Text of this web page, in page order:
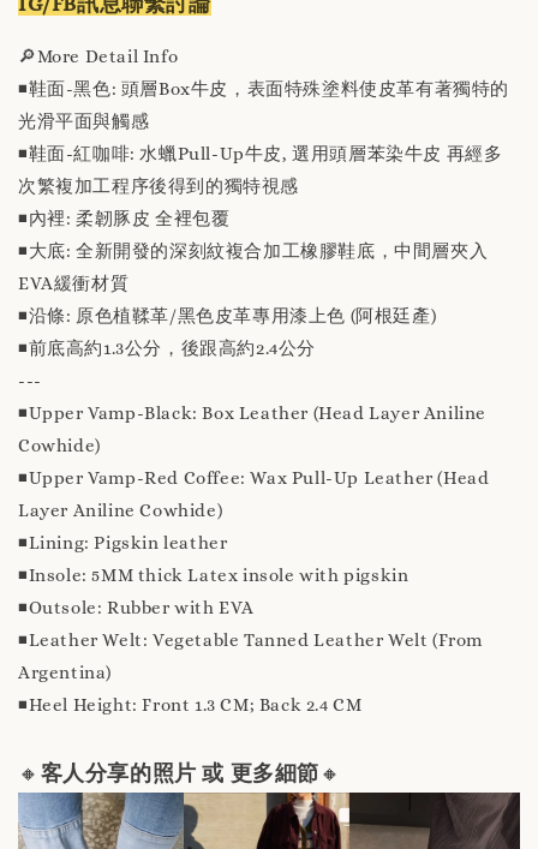
🔎More Detail Info
◾️鞋面-黑色: 頭層Box牛皮，表面特殊塗料使皮革有著獨特的
光滑平面與觸感
◾️鞋面-紅咖啡: 水蠟Pull-Up牛皮, 選用頭層苯染牛皮 再經多
次繁複加工程序後得到的獨特視感
◾️內裡: 柔韌豚皮 全裡包覆
◾️大底: 全新開發的深刻紋複合加工橡膠鞋底，中間層夾入
EVA緩衝材質
◾️沿條: 原色植鞣革/黑色皮革專用漆上色 (阿根廷產)
◾️前底高約1.3公分，後跟高約2.4公分
---
◾️Upper Vamp-Black: Box Leather (Head Layer Aniline
Cowhide)
◾️Upper Vamp-Red Coffee: Wax Pull-Up Leather (Head
Layer Aniline Cowhide)
◾️Lining: Pigskin leather
◾️Insole: 5MM thick Latex insole with pigskin
◾️Outsole: Rubber with EVA
◾️Leather Welt: Vegetable Tanned Leather Welt (From
Argentina)
◾️Heel Height: Front 1.3 CM; Back 2.4 CM
🔸 客人分享的照片 或 更多細節 🔸